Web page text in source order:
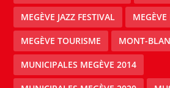
MEGÈVE JAZZ FESTIVAL
MEGÈVE TOURISME MONT-
MUNICIPALES MEGÈVE 2014